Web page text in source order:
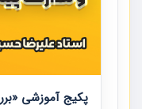
پکیج آموزشی